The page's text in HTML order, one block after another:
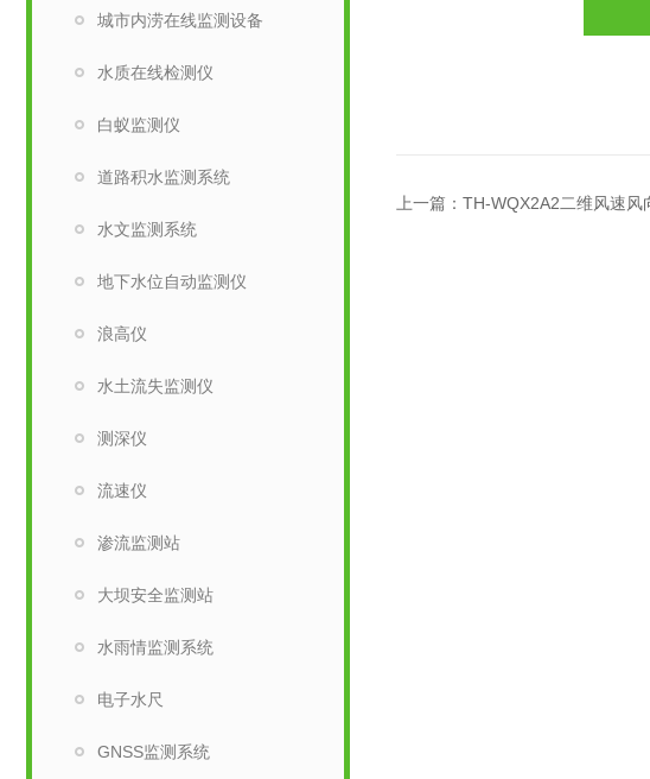
城市内涝在线监测设备
水质在线检测仪
白蚁监测仪
道路积水监测系统
水文监测系统
地下水位自动监测仪
浪高仪
水土流失监测仪
测深仪
流速仪
渗流监测站
大坝安全监测站
水雨情监测系统
电子水尺
GNSS监测系统
上一篇： TH-WQX2A2二维风速风